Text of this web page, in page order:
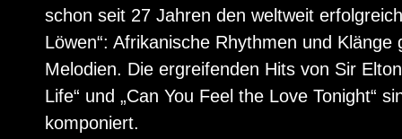
schon seit 27 Jahren den weltweit
Löwen“: Afrikanische Rhythmen und
Melodien. Die ergreifenden Hits von Sir
Life“ und „Can You Feel the Love Tonight“
komponiert.